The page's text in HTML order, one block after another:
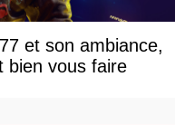
et son ambiance,
bien vous faire